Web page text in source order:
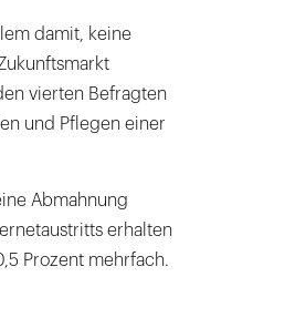
damit, keine
vierten Befragten
und Pflegen einer
Abmahnung
erhalten
Prozent mehrfach.